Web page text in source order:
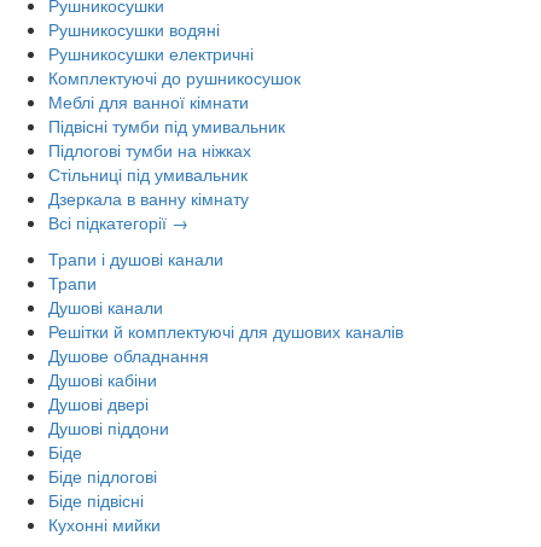
Рушникосушки
Рушникосушки водяні
Рушникосушки електричні
Комплектуючі до рушникосушок
Меблі для ванної кімнати
Підвісні тумби під умивальник
Підлогові тумби на ніжках
Стільниці під умивальник
Дзеркала в ванну кімнату
Всі підкатегорії →
Трапи і душові канали
Трапи
Душові канали
Решітки й комплектуючі для душових каналів
Душове обладнання
Душові кабіни
Душові двері
Душові піддони
Біде
Біде підлогові
Біде підвісні
Кухонні мийки